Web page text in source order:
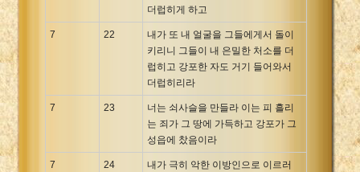
더럽히게 하고
7 22
내가 또 내 얼굴을 그들에게서 돌이
키리니 그들이 내 은밀한 처소를 더
럽히고 강포한 자도 거기 들어와서
더럽히리라
7 23
너는 쇠사슬을 만들라 이는 피 흘리
는 죄가 그 땅에 가득하고 강포가 그
성읍에 찼음이라
7 24
내가 극히 악한 이방인으로 이르러